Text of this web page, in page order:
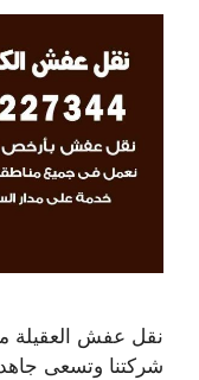
نقل عفش العقيلة
شركتنا وتسعى